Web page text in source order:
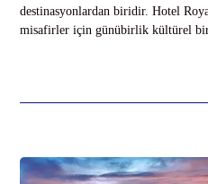
destinasyonlardan biridir. Hotel
misafirler için günübirlik kültürel